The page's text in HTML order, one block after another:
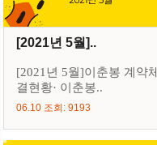
[2021년 5월]..
[2021년 5월]이춘봉 계약체
결현황· 이춘봉..
06.10 조회: 9193